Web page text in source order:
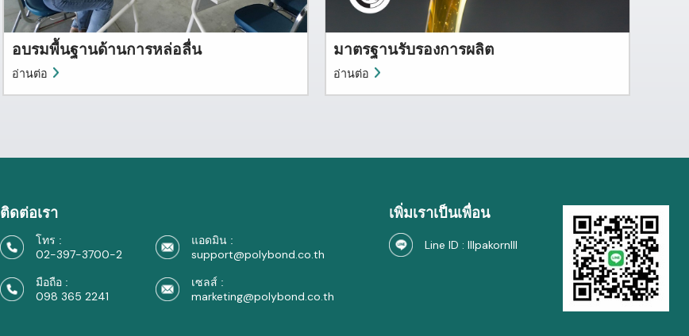
อบรมพื้นฐานด้านการหล่อลื่น
อ่านต่อ
มาตรฐานรับรองการผลิต
อ่านต่อ
ติดต่อเรา
โทร :
02-397-3700-2
มือถือ :
098 365 2241
แอดมิน :
support@polybond.co.th
เซลส์ :
marketing@polybond.co.th
เพิ่มเราเป็นเพื่อน
Line ID : lllpakornlll